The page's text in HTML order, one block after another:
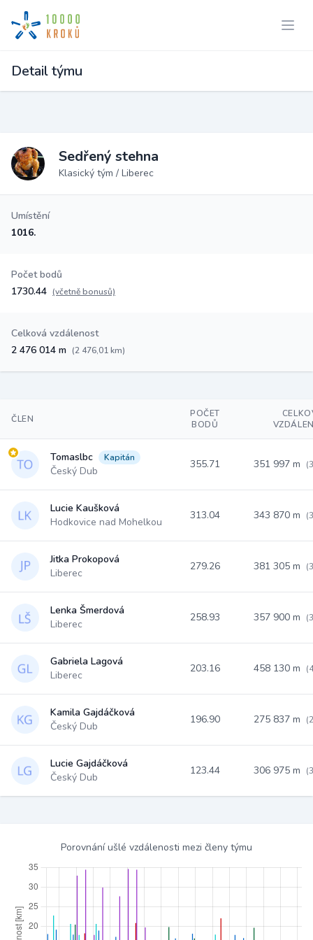
Detail týmu
Sedřený stehna
Klasický tým / Liberec
Umístění
1016.
Počet bodů
1730.44 (včetně bonusů)
Celková vzdálenost
2 476 014 m (2 476,01 km)
ČLEN
POČET
BODŮ
Tomaslbc Kapitán
Český Dub
355.71 351 997 m
Lucie Kaušková
Hodkovice nad Mohelkou
313.04 343 870 m
Jitka Prokopová
Liberec
279.26 381 305 m
Lenka Šmerdová
Liberec
258.93 357 900 m
Gabriela Lagová
Liberec
203.16 458 130 m
Kamila Gajdáčková
Český Dub
196.90 275 837 m
Lucie Gajdáčková
Český Dub
123.44 306 975 m
Porovnání ušlé vzdálenosti mezi členy týmu